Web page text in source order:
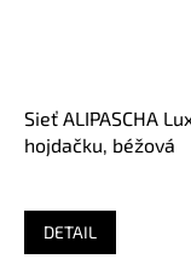
Sieť ALIPASCHA
hojdačku, béžová
DETAIL